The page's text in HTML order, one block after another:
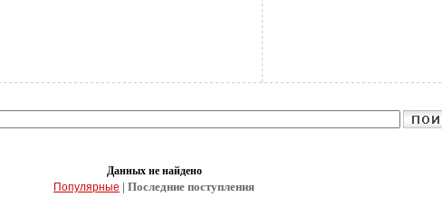
Данных не найдено
Популярные | Последние поступления